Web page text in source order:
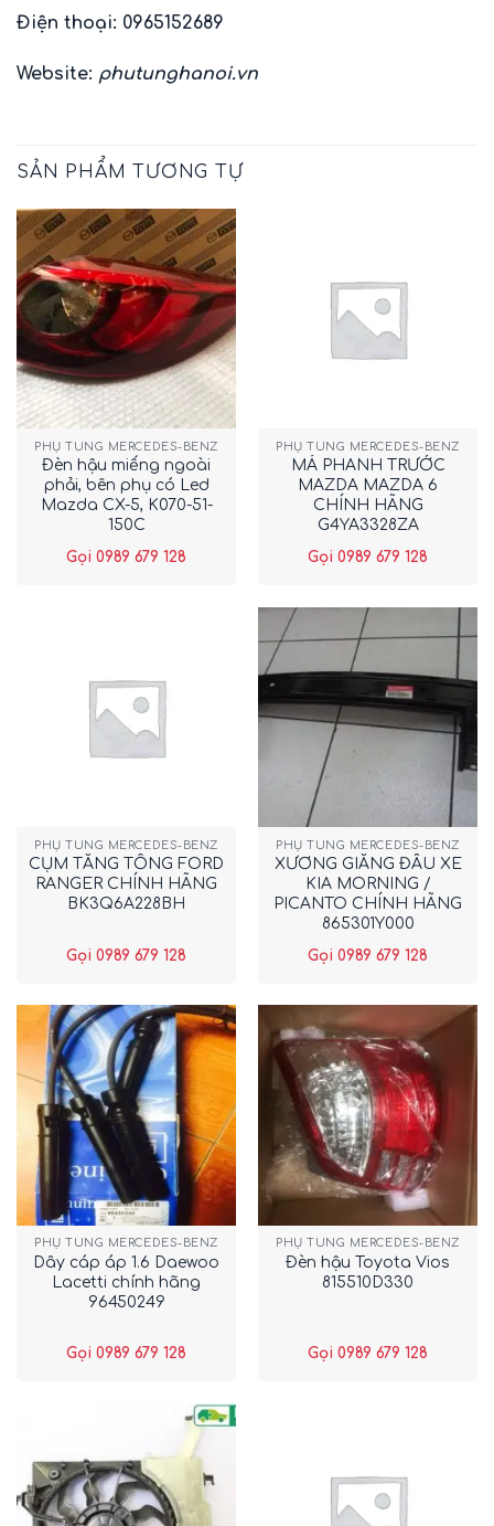
Điện thoại: 0965152689
Website: phutunghanoi.vn
SẢN PHẨM TƯƠNG TỰ
PHỤ TÙNG MERCEDES-BENZ
Đèn hậu miếng ngoài
phải, bên phụ có Led
Mazda CX-5, K070-51-
150C
Gọi 0989 679 128
PHỤ TÙNG MERCEDES-BENZ
MÁ PHANH TRƯỚC
MAZDA MAZDA 6
CHÍNH HÃNG
G4YA3328ZA
Gọi 0989 679 128
PHỤ TÙNG MERCEDES-BENZ
CỤM TĂNG TỔNG FORD
RANGER CHÍNH HÃNG
BK3Q6A228BH
Gọi 0989 679 128
PHỤ TÙNG MERCEDES-BENZ
XƯƠNG GIẰNG ĐẦU XE
KIA MORNING /
PICANTO CHÍNH HÃNG
865301Y000
Gọi 0989 679 128
PHỤ TÙNG MERCEDES-BENZ
Dây cáp áp 1.6 Daewoo
Lacetti chính hãng
96450249
Gọi 0989 679 128
PHỤ TÙNG MERCEDES-BENZ
Đèn hậu Toyota Vios
815510D330
Gọi 0989 679 128